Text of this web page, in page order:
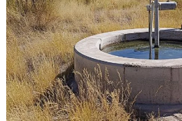
Escritório de engenharia
Estudo de arqueologia
Estudo arqueológico
Estudo de critério locacional